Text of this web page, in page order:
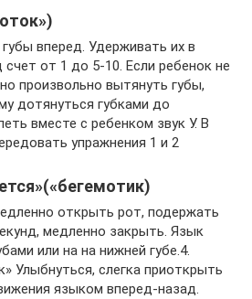
вперед. Удерживать их в
от 1 до 5-10. Если ребенок не
произвольно вытянуть губы,
дотянуться губками до
вместе с ребенком звук У. В
упражнения 1 и 2
открыть рот, подержать
медленно закрыть. Язык
или на на нижней губе.4.
Улыбнуться, слегка приоткрыть
языком вперед-назад.